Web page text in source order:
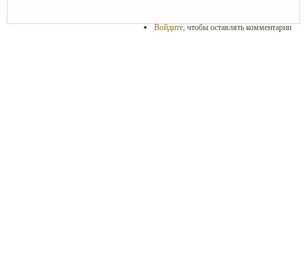
Войдите, чтобы оставлять комментарии